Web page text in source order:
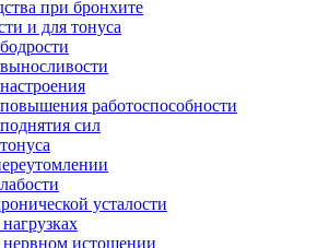
при бронхите
и для тонуса
работоспособности
сил
усталости
истощении